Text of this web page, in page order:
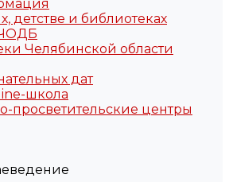
детстве и библиотеках
Челябинской области
дат
школа
просветительские центры